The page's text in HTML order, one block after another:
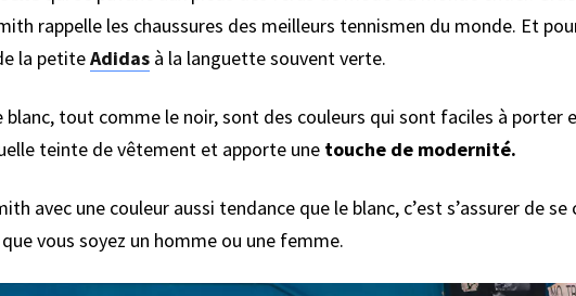
rappelle les chaussures des meilleurs tennismen du monde. Et
la petiteAdidasà la languette souvent verte.
blanc, tout comme le noir, sont des couleurs qui sont faciles à porter
teinte de vêtement et apporte unetouche de modernité.
avec une couleur aussi tendance que le blanc, c’est s’assurer de
vous soyez un homme ou une femme.